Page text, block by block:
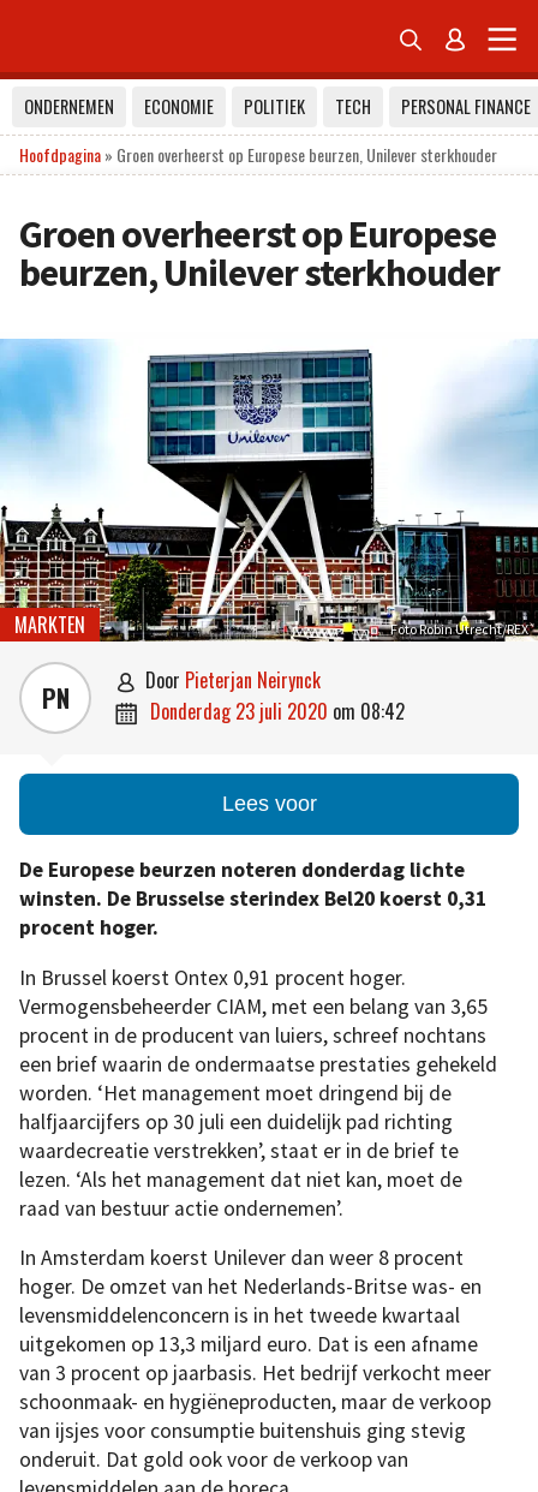
 
ONDERNEMEN ECONOMIE POLITIEK TECH
PERSONAL FINANCE
Hoofdpagina» Groen overheerst op Europese beurzen, Unilever sterkhouder
Groen overheerst op Europese
beurzen, Unilever sterkhouder
Foto Robin Utrecht/REX
MARKTEN
PN  door Pieterjan Neirynck
 donderdag 23 juli 2020 om 08:42
Lees voor
De Europese beurzen noteren donderdag lichte
winsten. De Brusselse sterindex Bel20 koerst 0,31
procent hoger.
In Brussel koerst Ontex 0,91 procent hoger.
Vermogensbeheerder CIAM, met een belang van 3,65
procent in de producent van luiers, schreef nochtans
een brief waarin de ondermaatse prestaties gehekeld
worden. ‘Het management moet dringend bij de
halfjaarcijfers op 30 juli een duidelijk pad richting
waardecreatie verstrekken’, staat er in de brief te
lezen. ‘Als het management dat niet kan, moet de
raad van bestuur actie ondernemen’.
In Amsterdam koerst Unilever dan weer 8 procent
hoger. De omzet van het Nederlands-Britse was- en
levensmiddelenconcern is in het tweede kwartaal
uitgekomen op 13,3 miljard euro. Dat is een afname
van 3 procent op jaarbasis. Het bedrijf verkocht meer
schoonmaak- en hygiëneproducten, maar de verkoop
van ijsjes voor consumptie buitenshuis ging stevig
onderuit. Dat gold ook voor de verkoop van